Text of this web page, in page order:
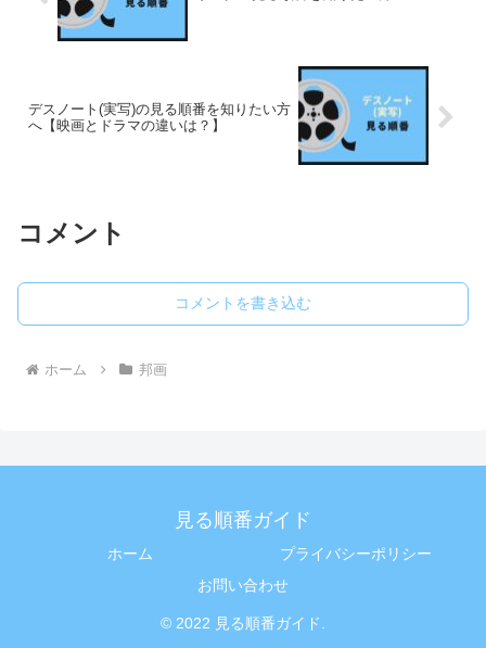
デスノート(実写)の見る順番を知りたい方
へ【映画とドラマの違いは？】
コメント
コメントを書き込む
ホーム 邦画
見る順番ガイド
ホーム
プライバシーポリシー
お問い合わせ
© 2022 見る順番ガイド.